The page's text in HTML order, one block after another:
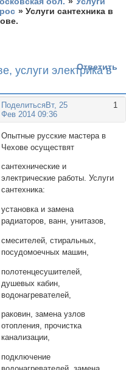
»Услуги сантехника в
услуги электрика в
Ответить
Поделиться 1
Вт, 25
Фев 2014 09:36
Опытные русские мастера в
Чехове осуществят
сантехнические и
электрические работы. Услуги
сантехника:
установка и замена
радиаторов, ванн, унитазов,
смесителей, стиральных,
посудомоечных машин,
полотенцесушителей,
душевых кабин,
водонагревателей,
раковин, замена узлов
отопления, прочистка
канализации,
подключение